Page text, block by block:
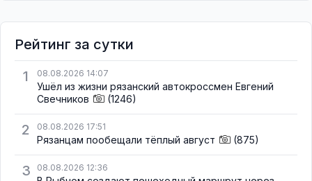
Рейтинг за сутки
1
08.08.2026 14:07
Ушёл из жизни рязанский автокроссмен Евгений
Свечников
(1246)
2 08.08.2026 17:51
Рязанцам пообещали тёплый август (875)
3 08.08.2026 12:36